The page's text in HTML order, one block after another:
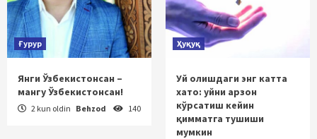
Ғурур
Янги Ўзбекистонсан –
мангу Ўзбекистонсан!
2 kun oldin Behzod 140
Ҳуқуқ
Уй олишдаги энг катта
хато: уйни арзон
кўрсатиш кейин
қимматга тушиши
мумкин